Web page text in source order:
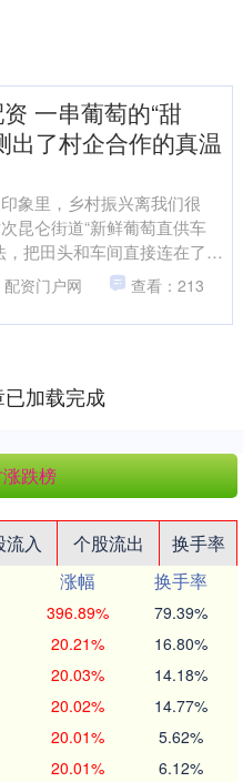
一串葡萄的“甜
出了村企合作的真温
象里，乡村振兴离我们很
昆仑街道“新鲜葡萄直供车
，把田头和车间直接连在了一
切感受到什么叫“把好东西送
村里种出来的....
资门户网 查看：213
加载完成
跌榜
流入 个股流出
换手率
涨幅
换手率
396.89% 79.39%
20.21% 16.80%
20.03% 14.18%
20.02% 14.77%
20.01% 5.62%
20.01% 6.12%